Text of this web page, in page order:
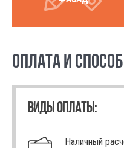
ОПЛАТА И
ВИДЫ ОПЛАТЫ:
Наличный